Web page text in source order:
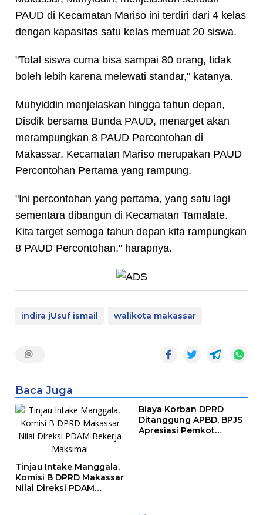
PAUD di Kecamatan Mariso ini terdiri dari 4 kelas
dengan kapasitas satu kelas memuat 20 siswa.
"Total siswa cuma bisa sampai 80 orang, tidak
boleh lebih karena melewati standar," katanya.
Muhyiddin menjelaskan hingga tahun depan,
Disdik bersama Bunda PAUD, menarget akan
merampungkan 8 PAUD Percontohan di
Makassar. Kecamatan Mariso merupakan PAUD
Percontohan Pertama yang rampung.
"Ini percontohan yang pertama, yang satu lagi
sementara dibangun di Kecamatan Tamalate.
Kita target semoga tahun depan kita rampungkan
8 PAUD Percontohan," harapnya.
indira jUsuf ismail walikota makassar
Baca Juga
Tinjau Intake Manggala,
Komisi B DPRD Makassar
Nilai Direksi PDAM
Biaya Korban DPRD
Ditanggung APBD, BPJS
Apresiasi Pemkot